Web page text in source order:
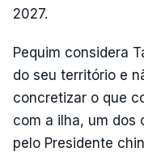
2027.
Pequim considera
do seu território e
concretizar o que
com a ilha, um dos
pelo Presidente